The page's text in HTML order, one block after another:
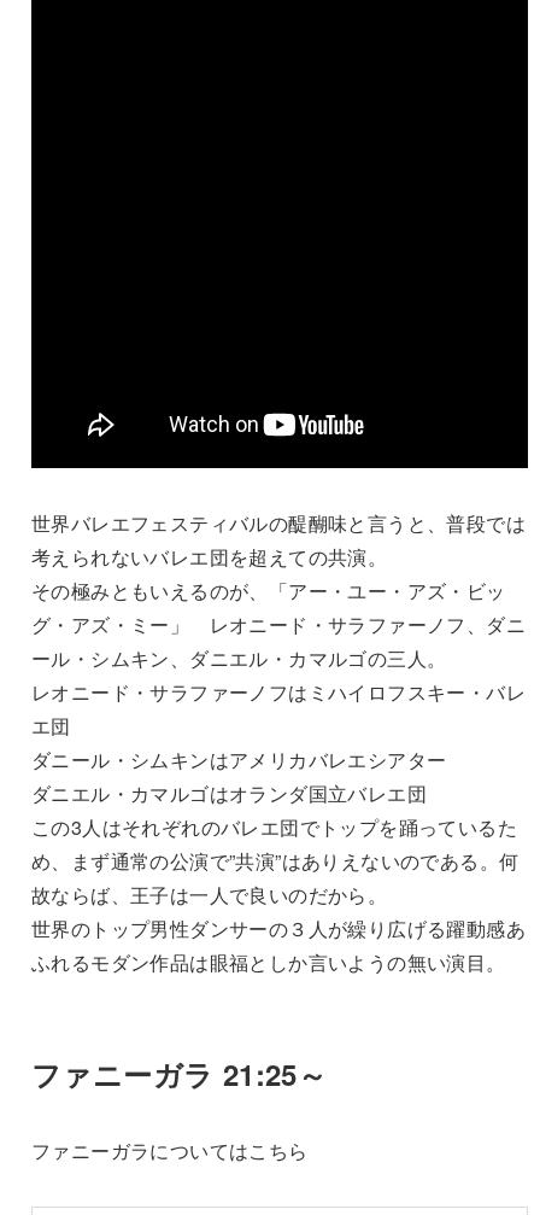
世界バレエフェスティバルの醍醐味と言うと、普段では
考えられないバレエ団を超えての共演。
その極みともいえるのが、「アー・ユー・アズ・ビッ
グ・アズ・ミー」 レオニード・サラファーノフ、ダニ
ール・シムキン、ダニエル・カマルゴの三人。
レオニード・サラファーノフはミハイロフスキー・バレ
エ団
ダニール・シムキンはアメリカバレエシアター
ダニエル・カマルゴはオランダ国立バレエ団
この3人はそれぞれのバレエ団でトップを踊っているた
め、まず通常の公演で”共演”はありえないのである。何
故ならば、王子は一人で良いのだから。
世界のトップ男性ダンサーの３人が繰り広げる躍動感あ
ふれるモダン作品は眼福としか言いようの無い演目。
ファニーガラ 21:25～
ファニーガラについてはこちら